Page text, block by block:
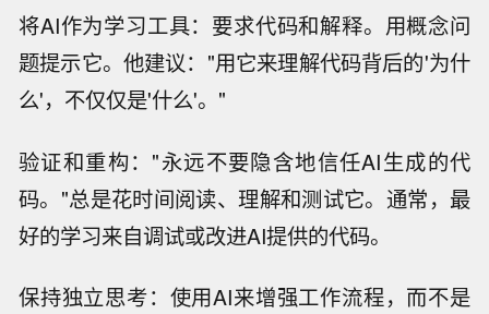
将AI作为学习工具：要求代码和解释。用概念问
题提示它。他建议："用它来理解代码背后的'为什
么'，不仅仅是'什么'。"
验证和重构："永远不要隐含地信任AI生成的代
码。"总是花时间阅读、理解和测试它。通常，最
好的学习来自调试或改进AI提供的代码。
保持独立思考：使用AI来增强工作流程，而不是